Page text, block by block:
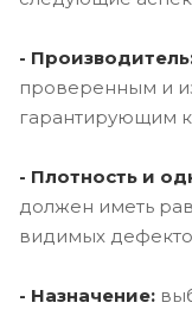
-
проверенным и
гарантирующим
- Плотность и
должен иметь
видимых
- Назначение: